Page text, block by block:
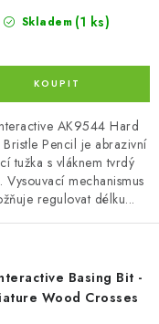
Skladem (1 ks)
AK9544 Hard
Pencil je abrazivní
tužka s vláknem tvrdý
Vysouvací mechanismus
regulovat délku...
Basing Bit -
Wood Crosses